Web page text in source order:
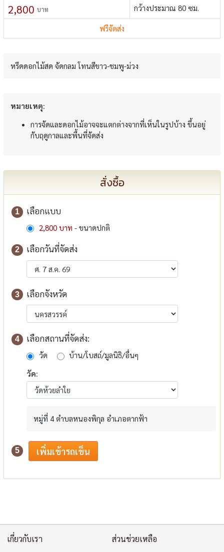
2,800 บาท กว้างประมาณ 80 ซม.
ฟรีจัดส่ง
หรีดดอกไม้สด จัดกลม โทนสีขาว-ชมพู-ม่วง
หมายเหตุ:
การจัดและดอกไม้อาจจะแตกต่างจากที่เห็นในรูปบ้าง ขึ้นอยู่
กับฤดูกาลและพื้นที่จัดส่ง
สั่งซื้อ
1 เลือกแบบ
2,800 บาท - ขนาดปกติ
2 เลือกวันที่จัดส่ง
3 เลือกจังหวัด
4 เลือกสถานที่จัดส่ง:
วัด
บ้าน/โบสถ์/มูลนิธิ/อื่นๆ
วัด:
หมู่ที่ 4 ตำบลหนองพิกุล อำเภอตากฟ้า
5
เกี่ยวกับเรา ส่วนช่วยเหลือ